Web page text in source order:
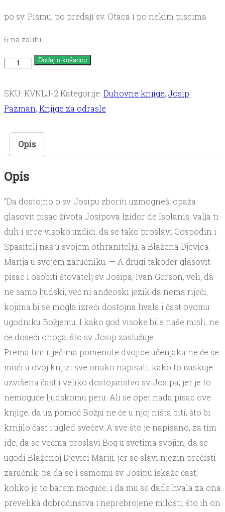
po sv. Pismu, po predaji sv. Otaca i po nekim piscima
6 na zalihi
Josip
ŽIVOT
SVETOG
količina
Dodaj u košaricu
SKU: KVNLJ-2 Kategorije: Duhovne knjige, Josip
Pazman, Knjige za odrasle
Opis
Opis
“Da dostojno o sv. Josipu zboriti uzmogneš, opaža
glasovit pisac života Josipova Izidor de Isolanis, valja ti
duh i srce visoko uzdići, da se tako proslavi Gospodin i
Spasitelj naš u svojem othranitelju, a Blažena Djevica
Marija u svojem zaručniku. — A drugi također glasovit
pisac i osobiti štovatelj sv. Josipa, Ivan Gerson, veli, da
ne samo ljudski, već ni anđeoski jezik da nema riječi,
kojima bi se mogla izreći dostojna hvala i čast ovomu
ugodniku Božjemu. I kako god visoke bile naše misli, ne
će doseći onoga, što sv. Josip zaslužuje.
Prema tim riječima pomenute dvojice učenjaka ne će se
moći u ovoj knjizi sve onako napisati, kako to iziskuje
uzvišena čast i veliko dostojanstvo sv. Josipa; jer je to
nemoguće ljudskomu peru. Ali se opet nada pisac ove
knjige, da uz pomoć Božju ne će u njoj ništa biti, što bi
krnjilo čast i ugled svečev. A sve što je napisano, za tim
ide, da se većma proslavi Bog u svetima svojim, da se
ugodi Blaženoj Djevici Mariji, jer se slavi njezin prečisti
zaručnik, pa da se i samomu sv. Josipu iskaže čast,
koliko je to barem moguće, i da mu se dade hvala za ona
prevelika dobročinstva i neprebrojene milosti, što ih on